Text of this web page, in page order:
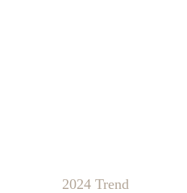
2024 Trend